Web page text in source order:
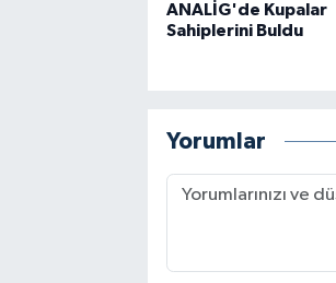
ANALİG'de Kupalar
Sahiplerini Buldu
Yorumlar